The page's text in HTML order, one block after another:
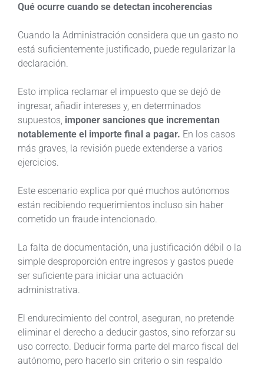
Qué ocurre cuando se detectan incoherencias
Cuando la Administración considera que un gasto no
está suficientemente justificado, puede regularizar la
declaración.
Esto implica reclamar el impuesto que se dejó de
ingresar, añadir intereses y, en determinados
supuestos, imponer sanciones que incrementan
notablemente el importe final a pagar. En los casos
más graves, la revisión puede extenderse a varios
ejercicios.
Este escenario explica por qué muchos autónomos
están recibiendo requerimientos incluso sin haber
cometido un fraude intencionado.
La falta de documentación, una justificación débil o la
simple desproporción entre ingresos y gastos puede
ser suficiente para iniciar una actuación
administrativa.
El endurecimiento del control, aseguran, no pretende
eliminar el derecho a deducir gastos, sino reforzar su
uso correcto. Deducir forma parte del marco fiscal del
autónomo, pero hacerlo sin criterio o sin respaldo